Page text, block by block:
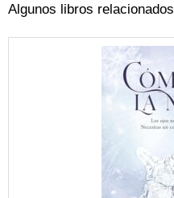
Algunos libros relacionados